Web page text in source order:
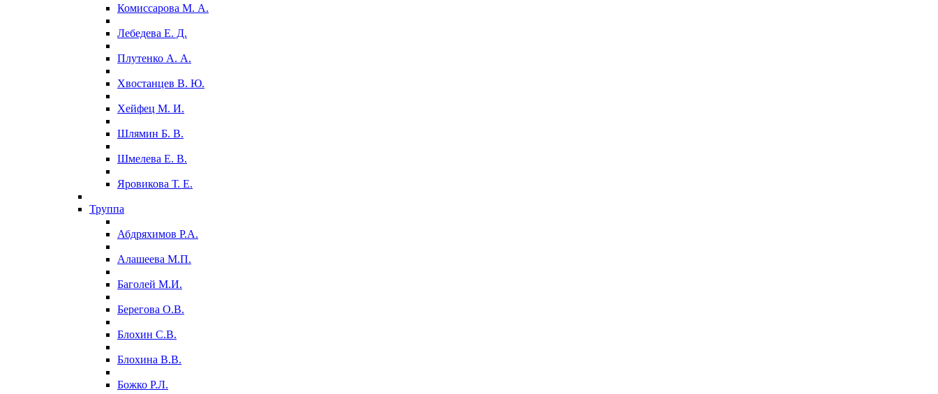
Комиссарова М. А.
Лебедева Е. Д.
Плутенко А. А.
Хвостанцев В. Ю.
Хейфец М. И.
Шлямин Б. В.
Шмелева Е. В.
Яровикова Т. Е.
Труппа
Абдряхимов Р.А.
Алашеева М.П.
Баголей М.И.
Берегова О.В.
Блохин С.В.
Блохина В.В.
Божко Р.Л.